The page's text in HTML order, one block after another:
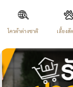
โควต้าต่างชาติ เลี้ยงสั